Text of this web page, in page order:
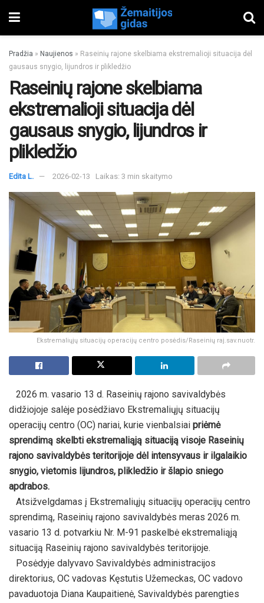
Pradžia » Naujienos » Raseinių rajone skelbiama ekstremalioji situacija dėl
gausaus snygio, lijundros ir plikledžio
Raseinių rajone skelbiama
ekstremalioji situacija dėl
gausaus snygio, lijundros ir
plikledžio
Edita L. 2026-02-13 Laikas: 3 min skaitymo
Ekstremaliųjų situacijų operacijų centro posėdis/Raseinių raj.sav.nuotr.
2026 m. vasario 13 d. Raseinių rajono savivaldybės
didžiojoje salėje posėdžiavo Ekstremaliųjų situacijų
operacijų centro (OC) nariai, kurie vienbalsiai priėmė
sprendimą skelbti ekstremaliąją situaciją visoje Raseinių
rajono savivaldybės teritorijoje dėl intensyvaus ir ilgalaikio
snygio, vietomis lijundros, plikledžio ir šlapio sniego
apdrabos.
Atsižvelgdamas į Ekstremaliųjų situacijų operacijų centro
sprendimą, Raseinių rajono savivaldybės meras 2026 m.
vasario 13 d. potvarkiu Nr. M-91 paskelbė ekstremaliąją
situaciją Raseinių rajono savivaldybės teritorijoje.
Posėdyje dalyvavo Savivaldybės administracijos
direktorius, OC vadovas Kęstutis Užemeckas, OC vadovo
pavaduotoja Diana Kaupaitienė, Savivaldybės parengties